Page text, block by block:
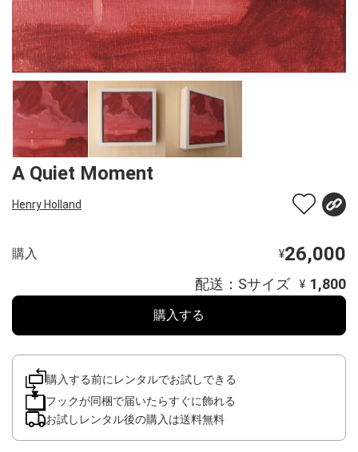
A Quiet Moment
Henry Holland
購入 ¥26,000
配送：Sサイズ ¥ 1,800
購入する
購入する前にレンタルでお試しできる
フックが同梱で届いたらすぐに飾れる
お試しレンタル後の購入は送料無料